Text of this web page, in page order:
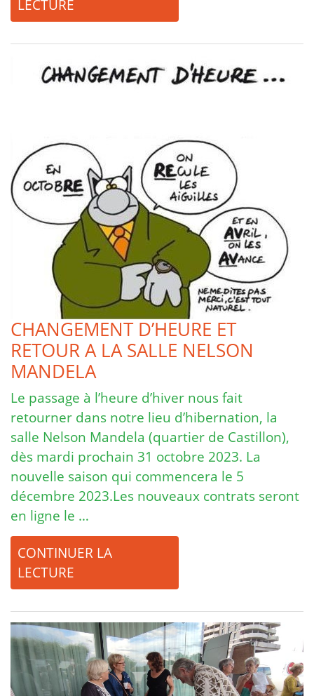
LECTURE
CHANGEMENT D’HEURE ET
RETOUR A LA SALLE NELSON
MANDELA
Le passage à l’heure d’hiver nous fait
retourner dans notre lieu d’hibernation, la
salle Nelson Mandela (quartier de Castillon),
dès mardi prochain 31 octobre 2023. La
nouvelle saison qui commencera le 5
décembre 2023.Les nouveaux contrats seront
en ligne le …
CONTINUER LA
LECTURE